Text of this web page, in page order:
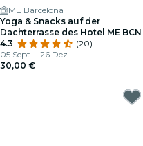
ME Barcelona
Yoga & Snacks auf der
Dachterrasse des Hotel ME BCN
4.3
(20)
05 Sept. - 26 Dez.
30,00 €